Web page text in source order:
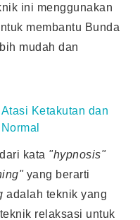
ini menggunakan
membantu Bunda
mudah dan
Ketakutan dan
kata "hypnosis"
yang berarti
adalah teknik yang
relaksasi untuk